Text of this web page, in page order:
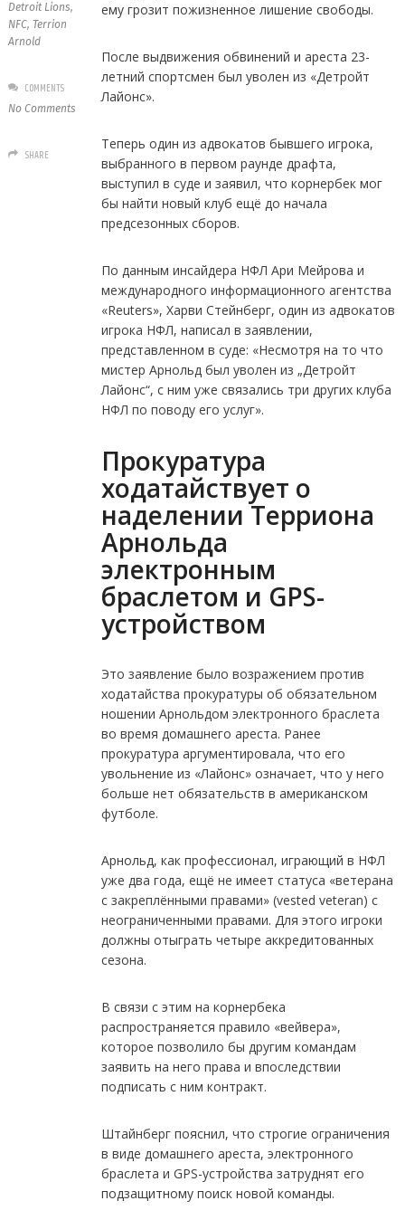
ему грозит пожизненное лишение свободы.
После выдвижения обвинений и ареста 23-
летний спортсмен был уволен из «Детройт
Лайонс».
Теперь один из адвокатов бывшего игрока,
выбранного в первом раунде драфта,
выступил в суде и заявил, что корнербек мог
бы найти новый клуб ещё до начала
предсезонных сборов.
По данным инсайдера НФЛ Ари Мейрова и
международного информационного агентства
«Reuters», Харви Стейнберг, один из адвокатов
игрока НФЛ, написал в заявлении,
представленном в суде: «Несмотря на то что
мистер Арнольд был уволен из „Детройт
Лайонс“, с ним уже связались три других клуба
НФЛ по поводу его услуг».
Прокуратура
ходатайствует о
наделении Терриона
Арнольда
электронным
браслетом и GPS-
устройством
Это заявление было возражением против
ходатайства прокуратуры об обязательном
ношении Арнольдом электронного браслета
во время домашнего ареста. Ранее
прокуратура аргументировала, что его
увольнение из «Лайонс» означает, что у него
больше нет обязательств в американском
футболе.
Арнольд, как профессионал, играющий в НФЛ
уже два года, ещё не имеет статуса «ветерана
с закреплёнными правами» (vested veteran) с
неограниченными правами. Для этого игроки
должны отыграть четыре аккредитованных
сезона.
В связи с этим на корнербека
распространяется правило «вейвера»,
которое позволило бы другим командам
заявить на него права и впоследствии
подписать с ним контракт.
Штайнберг пояснил, что строгие ограничения
в виде домашнего ареста, электронного
браслета и GPS-устройства затруднят его
подзащитному поиск новой команды.
Detroit Lions,
NFC, Terrion
Arnold
COMMENTS
No Comments
SHARE